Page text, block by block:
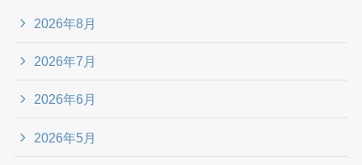
2026年8月
2026年7月
2026年6月
2026年5月